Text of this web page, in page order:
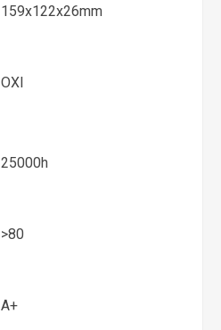
159x122x26mm
ΟΧΙ
25000h
>80
Α+